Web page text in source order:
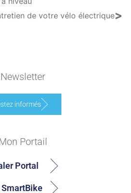
de votre vélo électrique>
Newsletter
informés
Portail
Portal
SmartBike